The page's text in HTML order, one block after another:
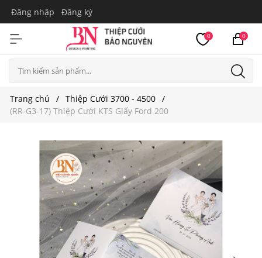
Đăng nhập Đăng ký
0 0
Trang chủ
Thiệp Cưới 3700 - 4500
(RR-G3-17) Thiệp Cưới KTS Giấy Ford 200